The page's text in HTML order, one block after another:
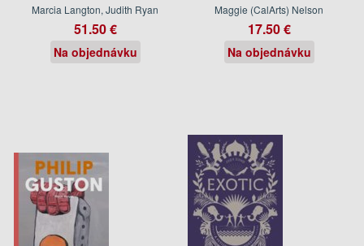
Marcia Langton, Judith Ryan
51.50 €
Na objednávku
Maggie (CalArts) Nelson
17.50 €
Na objednávku